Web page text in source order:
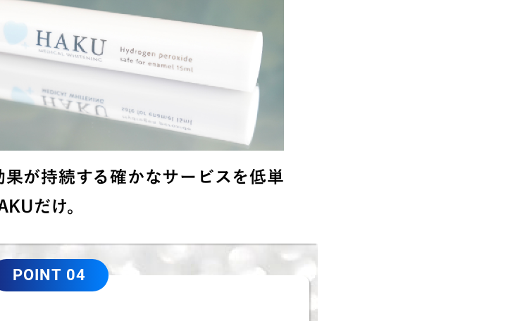
が持続する確かなサービスを低単
だけ。
POINT 04